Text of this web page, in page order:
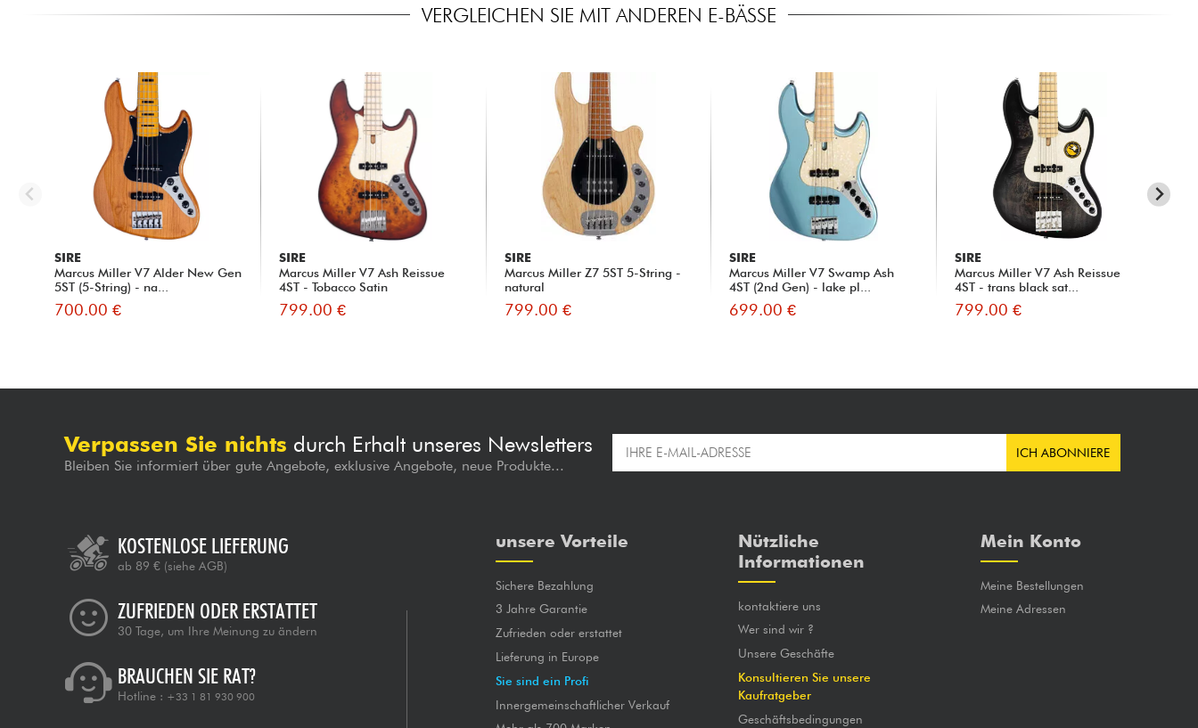
VERGLEICHEN SIE MIT ANDEREN E-BÄSSE
SIRE
Marcus Miller V7 Alder New Gen
5ST (5-String) - na...
700.00 €
SIRE
Marcus Miller V7 Ash Reissue
4ST - Tobacco Satin
799.00 €
SIRE
Marcus Miller Z7 5ST 5-String -
natural
799.00 €
SIRE
Marcus Miller V7 Swamp Ash
4ST (2nd Gen) - lake pl...
699.00 €
SIRE
Marcus Miller V7 Ash Reissue
4ST - trans black sat...
799.00 €
Verpassen Sie nichts durch Erhalt unseres Newsletters
Bleiben Sie informiert über gute Angebote, exklusive Angebote, neue Produkte...
ICH ABONNIERE
KOSTENLOSE LIEFERUNG
ab 89 € (siehe AGB)
ZUFRIEDEN ODER ERSTATTET
30 Tage, um Ihre Meinung zu ändern
BRAUCHEN SIE RAT?
Hotline : +33 1 81 930 900
unsere Vorteile
Sichere Bezahlung
3 Jahre Garantie
Zufrieden oder erstattet
Lieferung in Europe
Sie sind ein Profi
Innergemeinschaftlicher Verkauf
Nützliche
Informationen
kontaktiere uns
Wer sind wir ?
Unsere Geschäfte
Konsultieren Sie unsere
Kaufratgeber
Geschäftsbedingungen
Mein Konto
Meine Bestellungen
Meine Adressen